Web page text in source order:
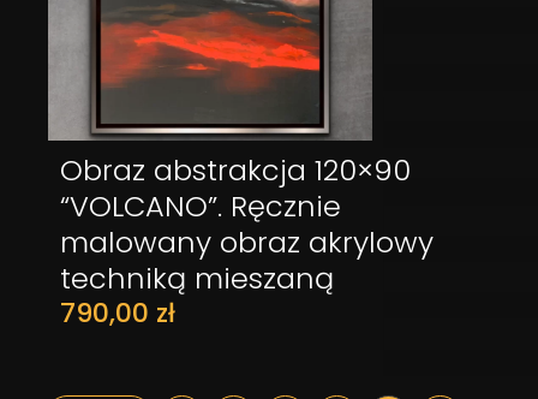
Obraz abstrakcja 120×90
“VOLCANO”. Ręcznie
malowany obraz akrylowy
techniką mieszaną
790,00 zł
DODAJ DO KOSZYKA